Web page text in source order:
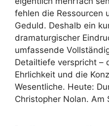
fehlen die Ressourcen
Geduld. Deshalb ein
dramaturgischer
umfassende
Detailtiefe verspricht –
Ehrlichkeit und die
Wesentliche. Heute:
Christopher Nolan. Am